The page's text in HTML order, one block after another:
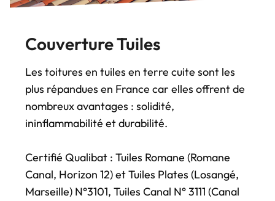
Couverture Tuiles
Les toitures en tuiles en terre cuite sont les
plus répandues en France car elles offrent de
nombreux avantages : solidité,
ininflammabilité et durabilité.
Certifié Qualibat : Tuiles Romane (Romane
Canal, Horizon 12) et Tuiles Plates (Losangé,
Marseille) N°3101, Tuiles Canal N° 3111 (Canal